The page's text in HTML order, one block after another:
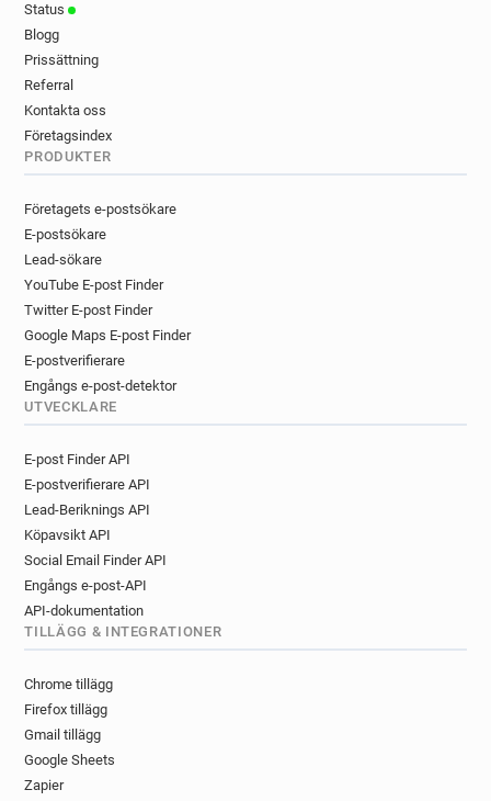
Status
Blogg
Prissättning
Referral
Kontakta oss
Företagsindex
PRODUKTER
Företagets e-postsökare
E-postsökare
Lead-sökare
YouTube E-post Finder
Twitter E-post Finder
Google Maps E-post Finder
E-postverifierare
Engångs e-post-detektor
UTVECKLARE
E-post Finder API
E-postverifierare API
Lead-Beriknings API
Köpavsikt API
Social Email Finder API
Engångs e-post-API
API-dokumentation
TILLÄGG & INTEGRATIONER
Chrome tillägg
Firefox tillägg
Gmail tillägg
Google Sheets
Zapier